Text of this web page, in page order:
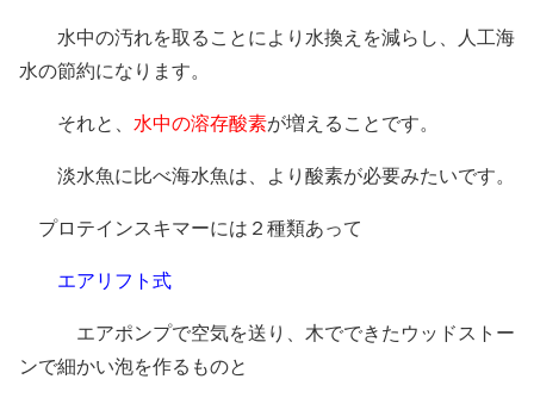
水中の汚れを取ることにより水換えを減らし、人工海
水の節約になります。
それと、 水中の溶存酸素が増えることです。
淡水魚に比べ海水魚は、より酸素が必要みたいです。
プロテインスキマーには２種類あって
エアリフト式
エアポンプで空気を送り、木でできたウッドストー
ンで細かい泡を作るものと